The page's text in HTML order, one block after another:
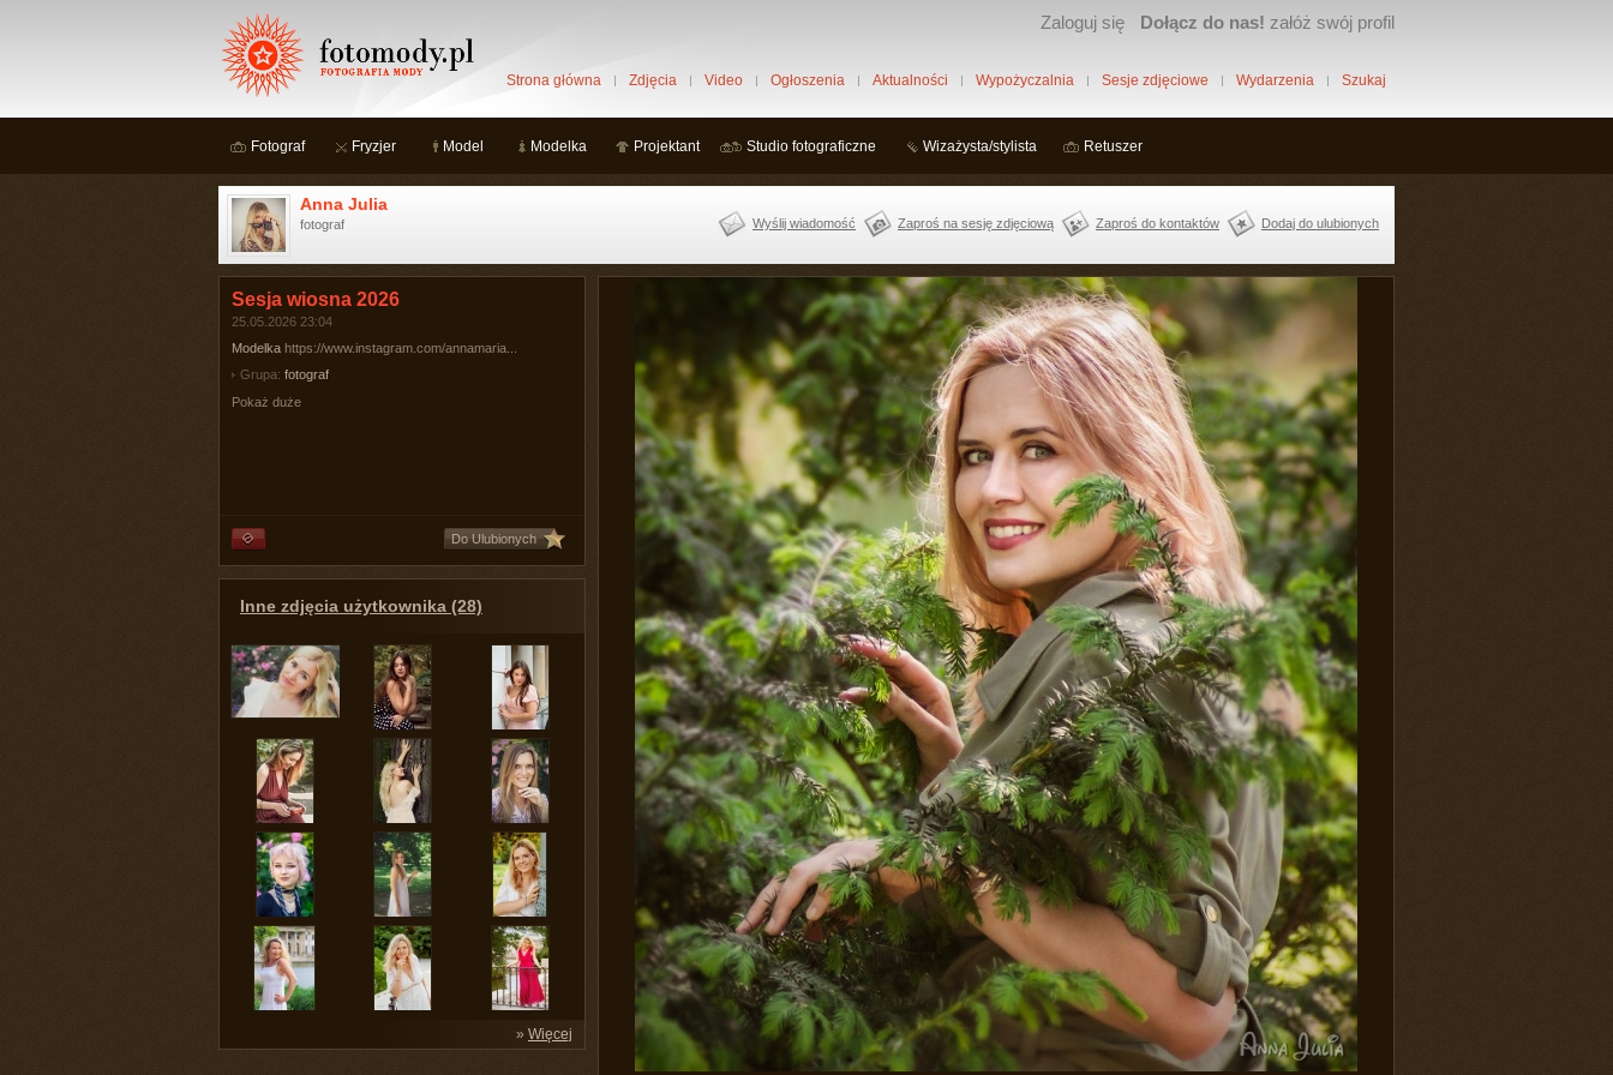
Zaloguj się Dołącz do nas! załóż swój profil
Strona główna Zdjęcia Video Ogłoszenia Aktualności Wypożyczalnia Sesje zdjęciowe Wydarzenia Szukaj
Fotograf Fryzjer Model Modelka Projektant Studio fotograficzne Wizażysta/stylista Retuszer
Anna Julia
fotograf Wyślij wiadomość Zaproś na sesję zdjęciową Zaproś do kontaktów Dodaj do ulubionych
Sesja wiosna 2026
25.05.2026 23:04
Modelka https://www.instagram.com/annamaria...
Grupa: fotograf
Pokaż duże
Do Ulubionych
Inne zdjęcia użytkownika (28)
» Więcej